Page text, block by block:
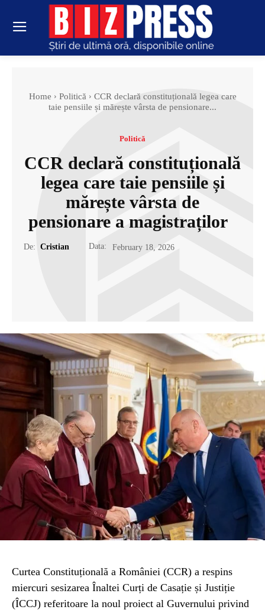
Home Politică
CCR declară constituțională legea care
taie pensiile și mărește vârsta de pensionare...
Politică
CCR declară constituțională
legea care taie pensiile și
mărește vârsta de
pensionare a magistraților
De: Cristian Data: February 18, 2026
Curtea Constituțională a României (CCR) a respins
miercuri sesizarea Înaltei Curți de Casație și Justiție
(ÎCCJ) referitoare la noul proiect al Guvernului privind